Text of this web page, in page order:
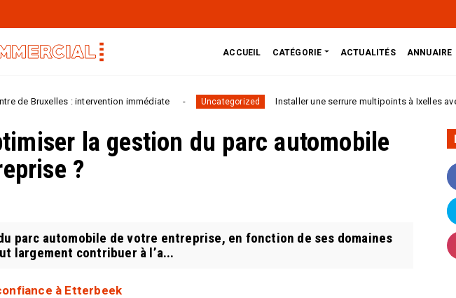
ACCUEIL CATÉGORIE ACTUALITÉS ANNUAIRE
: intervention immédiate Uncategorized Installer une serrure multipoints à Ixelles avec un
la gestion du parc automobile
?
parc automobile de votre entreprise, en fonction de ses domaines
largement contribuer à l’a...
à Etterbeek